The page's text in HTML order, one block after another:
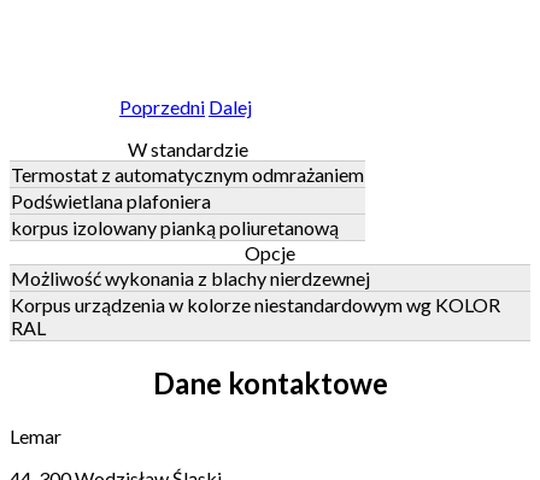
Poprzedni Dalej
W standardzie
Termostat z automatycznym odmrażaniem
Podświetlana plafoniera
korpus izolowany pianką poliuretanową
Opcje
Możliwość wykonania z blachy nierdzewnej
Korpus urządzenia w kolorze niestandardowym wg KOLOR
RAL
Dane kontaktowe
Lemar